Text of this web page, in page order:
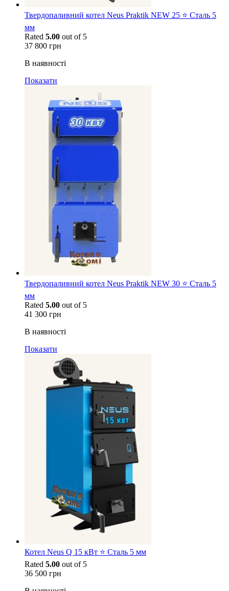
Твердопаливний котел Neus Praktik NEW 25 ⭐ Сталь 5
мм
Rated 5.00 out of 5
37 800 грн
В наявності
Показати
Твердопаливний котел Neus Praktik NEW 30 ⭐ Сталь 5
мм
Rated 5.00 out of 5
41 300 грн
В наявності
Показати
Котел Neus Q 15 кВт ⭐ Сталь 5 мм
Rated 5.00 out of 5
36 500 грн